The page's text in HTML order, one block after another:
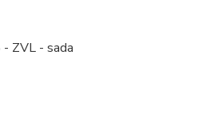
ZVL - sada